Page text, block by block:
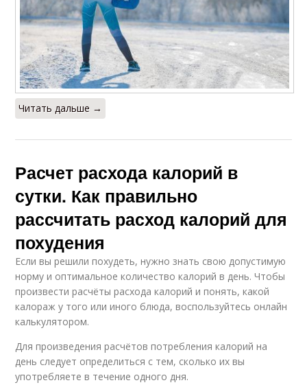
Читать дальше →
Расчет расхода калорий в
сутки. Как правильно
рассчитать расход калорий для
похудения
Если вы решили похудеть, нужно знать свою допустимую
норму и оптимальное количество калорий в день. Чтобы
произвести расчёты расхода калорий и понять, какой
калораж у того или иного блюда, воспользуйтесь онлайн
калькулятором.
Для произведения расчётов потребления калорий на
день следует определиться с тем, сколько их вы
употребляете в течение одного дня.